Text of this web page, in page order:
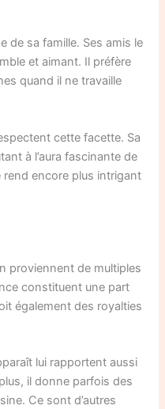
de sa famille. Ses amis le
et aimant. Il préfère
quand il ne travaille
cette facette. Sa
à l’aura fascinante de
rend encore plus intrigant
proviennent de multiples
constituent une part
également des royalties
lui rapportent aussi
il donne parfois des
Ce sont d’autres